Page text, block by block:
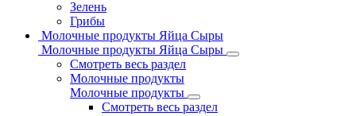
Зелень
Грибы
Молочные продукты Яйца Сыры
Молочные продукты Яйца Сыры
Смотреть весь раздел
Молочные продукты
Молочные продукты
Смотреть весь раздел